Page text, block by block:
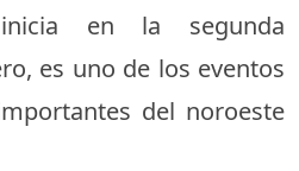
inicia en la segunda
es uno de los eventos
del noroeste